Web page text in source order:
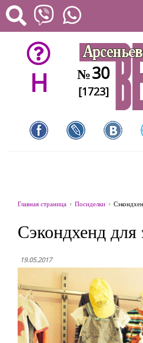
H №30
[1723]
Главная страница Посиделки
Сэкондхенд
19.05.2017